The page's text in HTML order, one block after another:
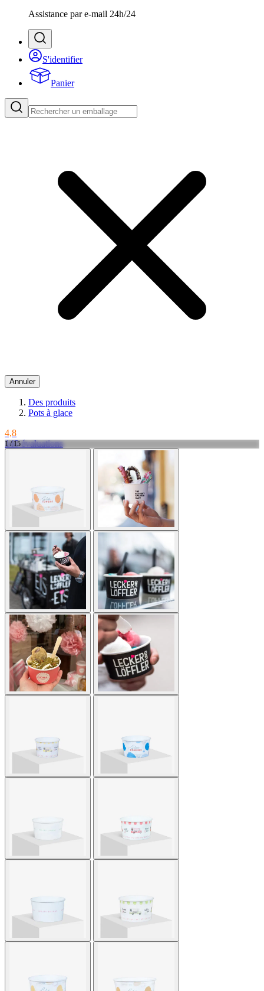
Assistance par e-mail 24h/24
S'identifier
Panier
Annuler
Des produits
Pots à glace
4,8
145 évaluations
1 / 15